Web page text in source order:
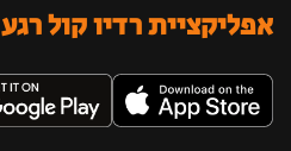
אפליקציית רדיו קול רגע